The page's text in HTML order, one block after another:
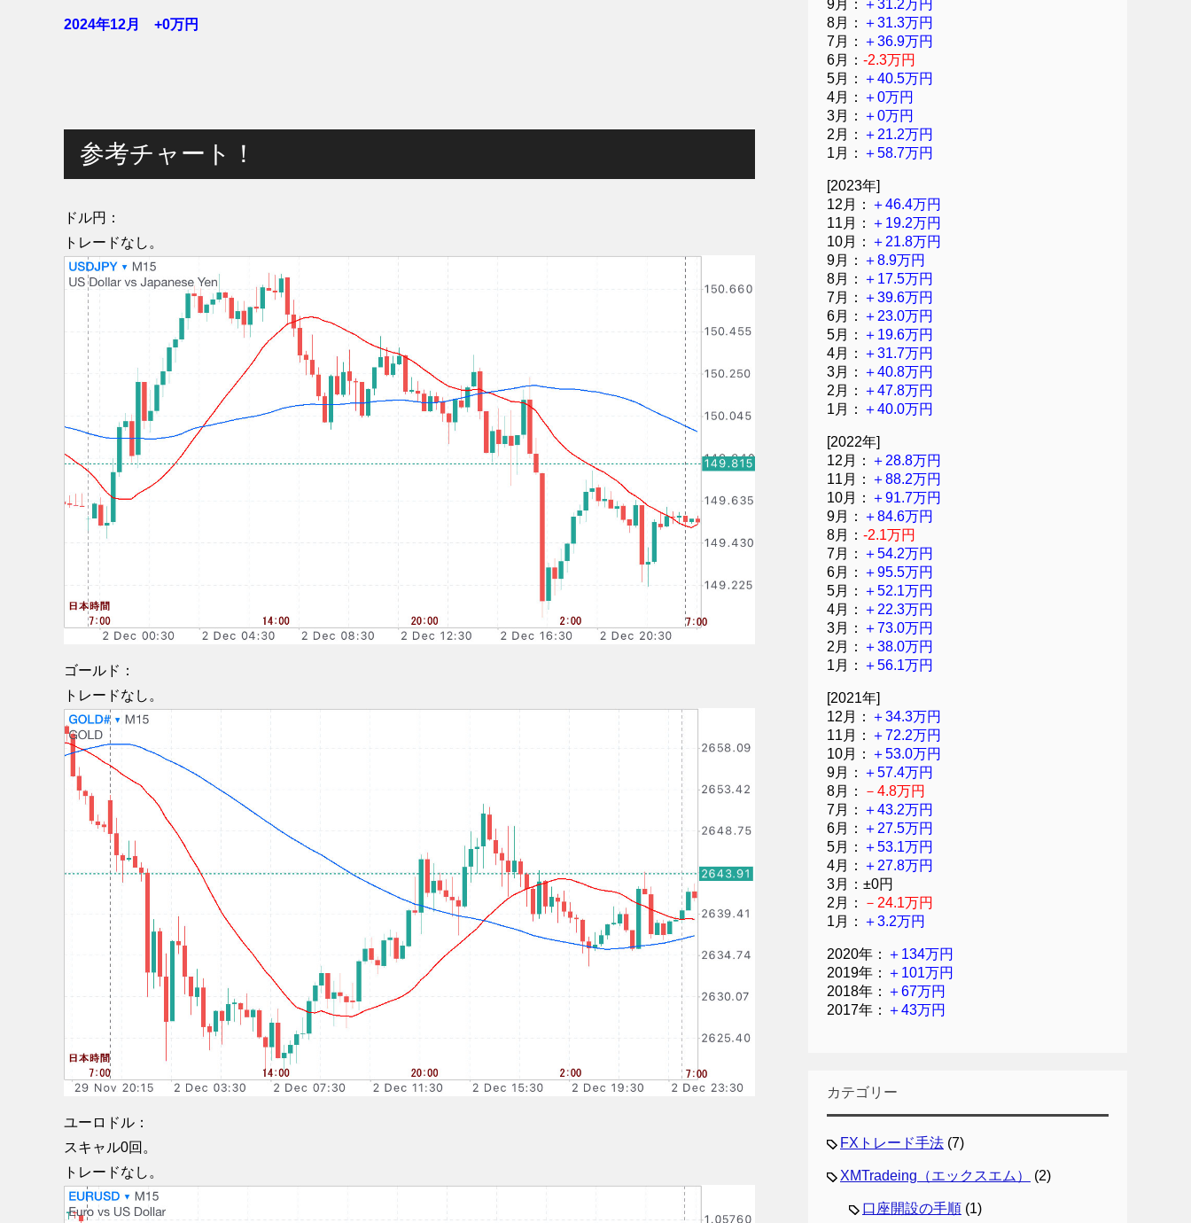
2024年12月 +0万円
参考チャート！
ドル円：
トレードなし。
ゴールド：
トレードなし。
ユーロドル：
スキャル0回。
トレードなし。
9月： ＋31.2万円
8月： ＋31.3万円
7月： ＋36.9万円
6月： -2.3万円
5月： ＋40.5万円
4月： ＋0万円
3月： ＋0万円
2月： ＋21.2万円
1月： ＋58.7万円
[2023年]
12月： ＋46.4万円
11月： ＋19.2万円
10月： ＋21.8万円
9月： ＋8.9万円
8月： ＋17.5万円
7月： ＋39.6万円
6月： ＋23.0万円
5月： ＋19.6万円
4月： ＋31.7万円
3月： ＋40.8万円
2月： ＋47.8万円
1月： ＋40.0万円
[2022年]
12月： ＋28.8万円
11月： ＋88.2万円
10月： ＋91.7万円
9月： ＋84.6万円
8月： -2.1万円
7月： ＋54.2万円
6月： ＋95.5万円
5月： ＋52.1万円
4月： ＋22.3万円
3月： ＋73.0万円
2月： ＋38.0万円
1月： ＋56.1万円
[2021年]
12月： ＋34.3万円
11月： ＋72.2万円
10月： ＋53.0万円
9月： ＋57.4万円
8月：
－4.8万円
7月： ＋43.2万円
6月： ＋27.5万円
5月： ＋53.1万円
4月： ＋27.8万円
3月：±0円
2月：
－24.1万円
1月： ＋3.2万円
2020年： ＋134万円
2019年： ＋101万円
2018年： ＋67万円
2017年： ＋43万円
カテゴリー
FXトレード手法 (7)
XMTradeing（エックスエム） (2)
口座開設の手順 (1)